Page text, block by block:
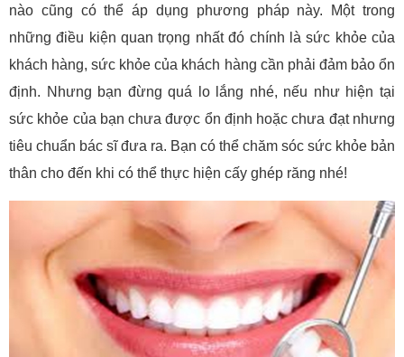
nào cũng có thể áp dụng phương pháp này. Một trong
những điều kiện quan trọng nhất đó chính là sức khỏe của
khách hàng, sức khỏe của khách hàng cần phải đảm bảo ổn
định. Nhưng bạn đừng quá lo lắng nhé, nếu như hiện tại
sức khỏe của bạn chưa được ổn định hoặc chưa đạt nhưng
tiêu chuẩn bác sĩ đưa ra. Bạn có thể chăm sóc sức khỏe bản
thân cho đến khi có thể thực hiện cấy ghép răng nhé!